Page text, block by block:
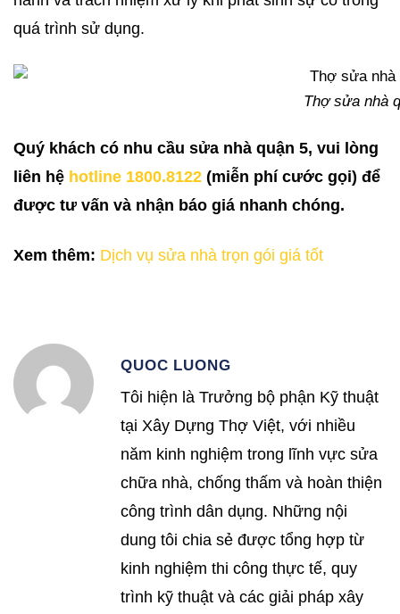
quá trình sử dụng.
Thợ sửa nhà
Quý khách có nhu cầu sửa nhà quận 5, vui lòng
liên hệ hotline 1800.8122 (miễn phí cước gọi) để
được tư vấn và nhận báo giá nhanh chóng.
Xem thêm: Dịch vụ sửa nhà trọn gói giá tốt
QUOC LUONG
Tôi hiện là Trưởng bộ phận Kỹ thuật
tại Xây Dựng Thợ Việt, với nhiều
năm kinh nghiệm trong lĩnh vực sửa
chữa nhà, chống thấm và hoàn thiện
công trình dân dụng. Những nội
dung tôi chia sẻ được tổng hợp từ
kinh nghiệm thi công thực tế, quy
trình kỹ thuật và các giải pháp xây